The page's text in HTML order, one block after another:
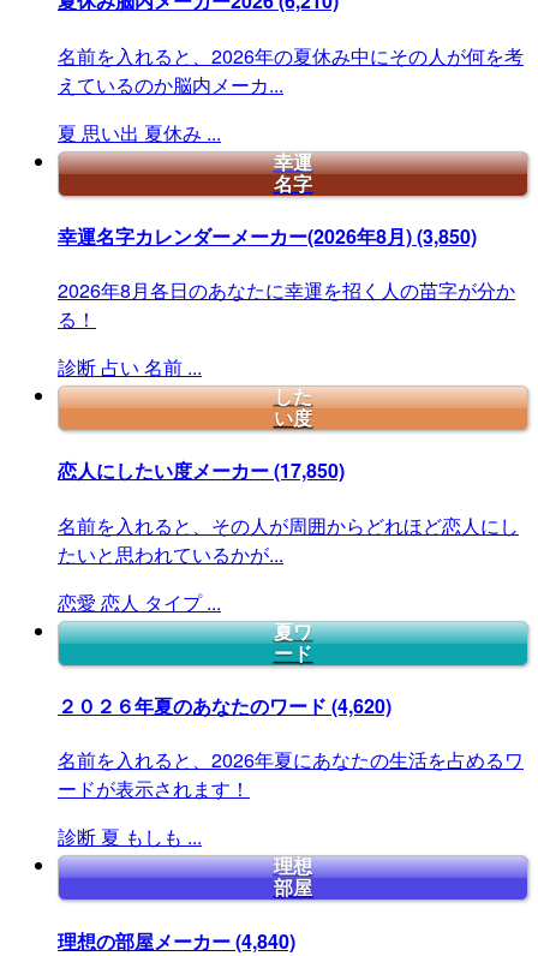
名前を入れると、2026年の夏休み中にその人が何を考
えているのか脳内メーカ...
夏 思い出 夏休み ...
幸運
名字
幸運名字カレンダーメーカー(2026年8月)(3,850)
2026年8月各日のあなたに幸運を招く人の苗字が分か
る！
診断 占い 名前 ...
した
い度
恋人にしたい度メーカー(17,850)
名前を入れると、その人が周囲からどれほど恋人にし
たいと思われているかが...
恋愛 恋人 タイプ ...
夏ワ
ード
２０２６年夏のあなたのワード (4,620)
名前を入れると、2026年夏にあなたの生活を占めるワ
ードが表示されます！
診断 夏 もしも ...
理想
部屋
理想の部屋メーカー(4,840)